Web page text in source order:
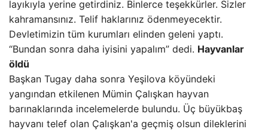
layıkıyla yerine getirdiniz. Binlerce teşekkürler. Sizler
kahramansınız. Telif haklarınız ödenmeyecektir.
Devletimizin tüm kurumları elinden geleni yaptı.
“Bundan sonra daha iyisini yapalım” dedi. Hayvanlar
öldü
Başkan Tugay daha sonra Yeşilova köyündeki
yangından etkilenen Mümin Çalışkan hayvan
barınaklarında incelemelerde bulundu. Üç büyükbaş
hayvanı telef olan Çalışkan'a geçmiş olsun dileklerini